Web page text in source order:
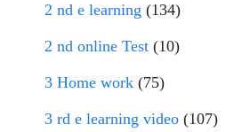
2 nd e learning (134)
2 nd online Test (10)
3 Home work (75)
3 rd e learning video (107)